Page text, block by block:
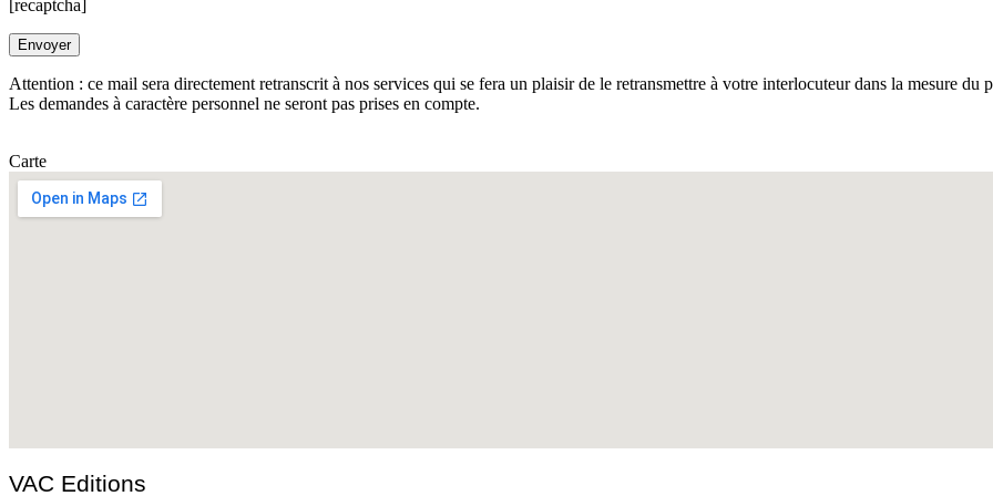
[recaptcha]
Attention : ce mail sera directement retranscrit à nos services qui se fera un plaisir de le retransmettre à votre interlocuteur dans la mesure du
Les demandes à caractère personnel ne seront pas prises en compte.
Carte
VAC Editions